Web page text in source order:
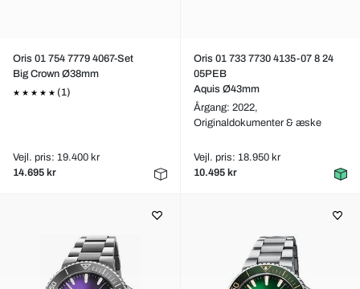
Oris 01 754 7779 4067-Set
Big Crown Ø38mm
(1)
Vejl. pris: 19.400 kr
14.695 kr
Oris 01 733 7730 4135-07 8 24
05PEB
Aquis Ø43mm
Årgang: 2022,
Originaldokumenter & æske
Vejl. pris: 18.950 kr
10.495 kr